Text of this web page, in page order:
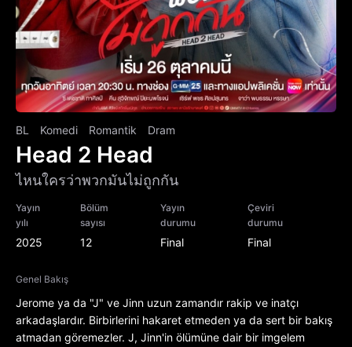
BL Komedi Romantik Dram
Head 2 Head
ไหนใครว่าพวกมันไม่ถูกกัน
Yayın
yılı
2025
Bölüm
sayısı
12
Yayın
durumu
Final
Çeviri
durumu
Final
Genel Bakış
Jerome ya da "J" ve Jinn uzun zamandır rakip ve inatçı
arkadaşlardır. Birbirlerini hakaret etmeden ya da sert bir bakış
atmadan göremezler. J, Jinn'in ölümüne dair bir imgelem